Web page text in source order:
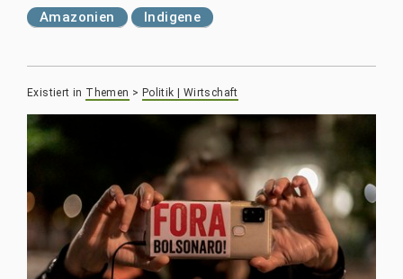
Amazonien Indigene
Existiert in Themen > Politik | Wirtschaft